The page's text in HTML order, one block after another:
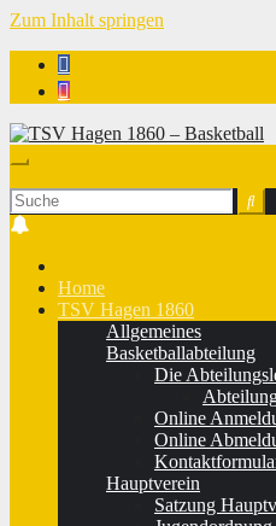
Zum Inhalt springen
Home
TSV Hagen 1860
Allgemeines
Basketballabteilung
Die
Online
Online
Hauptverein
Satzung